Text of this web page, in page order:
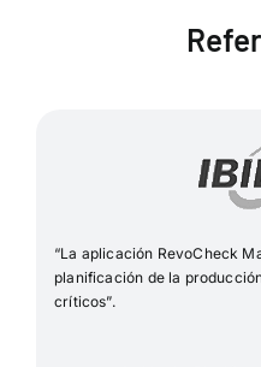
“La aplicación RevoCheck
planificación de la
críticos”.